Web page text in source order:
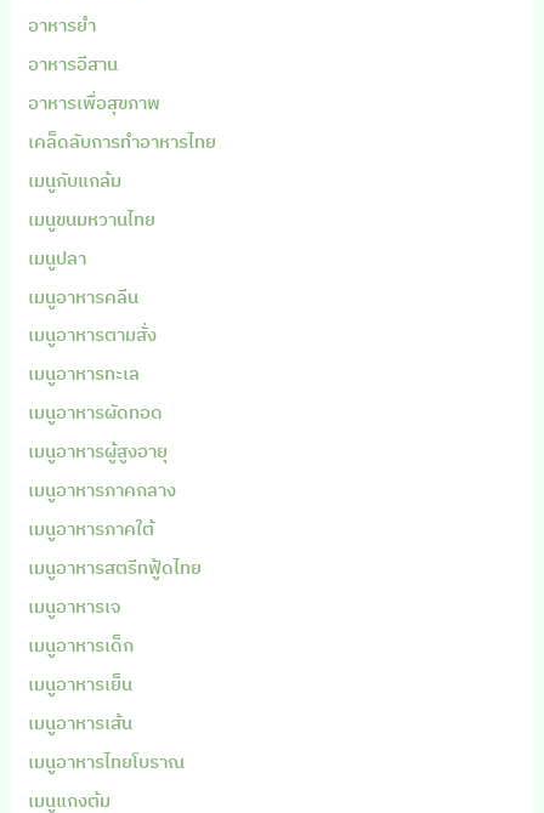
อาหารยำ
อาหารอีสาน
อาหารเพื่อสุขภาพ
เคล็ดลับการทำอาหารไทย
เมนูกับแกล้ม
เมนูขนมหวานไทย
เมนูปลา
เมนูอาหารคลีน
เมนูอาหารตามสั่ง
เมนูอาหารทะเล
เมนูอาหารผัดทอด
เมนูอาหารผู้สูงอายุ
เมนูอาหารภาคกลาง
เมนูอาหารภาคใต้
เมนูอาหารสตรีทฟู้ดไทย
เมนูอาหารเจ
เมนูอาหารเด็ก
เมนูอาหารเย็น
เมนูอาหารเส้น
เมนูอาหารไทยโบราณ
เมนูแกงต้ม